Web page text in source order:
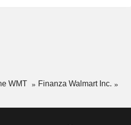
WMT
Finanza Walmart Inc.